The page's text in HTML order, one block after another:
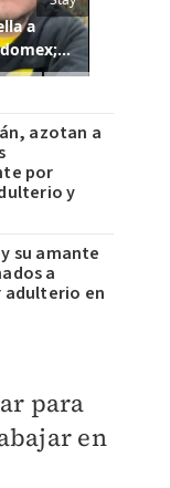
azotan a
por
y
su amante
a
en
para
en